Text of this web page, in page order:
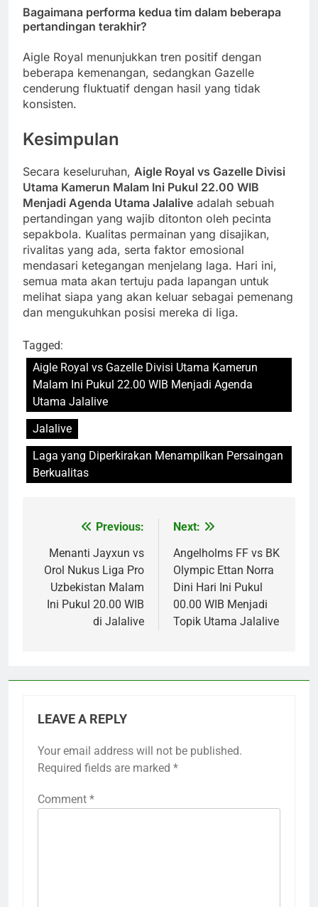
Bagaimana performa kedua tim dalam beberapa
pertandingan terakhir?
Aigle Royal menunjukkan tren positif dengan
beberapa kemenangan, sedangkan Gazelle
cenderung fluktuatif dengan hasil yang tidak
konsisten.
Kesimpulan
Secara keseluruhan, Aigle Royal vs Gazelle Divisi
Utama Kamerun Malam Ini Pukul 22.00 WIB
Menjadi Agenda Utama Jalalive adalah sebuah
pertandingan yang wajib ditonton oleh pecinta
sepakbola. Kualitas permainan yang disajikan,
rivalitas yang ada, serta faktor emosional
mendasari ketegangan menjelang laga. Hari ini,
semua mata akan tertuju pada lapangan untuk
melihat siapa yang akan keluar sebagai pemenang
dan mengukuhkan posisi mereka di liga.
Tagged:
Aigle Royal vs Gazelle Divisi Utama Kamerun
Malam Ini Pukul 22.00 WIB Menjadi Agenda
Utama Jalalive
Jalalive
Laga yang Diperkirakan Menampilkan Persaingan
Berkualitas
navigation
Previous:
Menanti Jayxun vs
Orol Nukus Liga Pro
Uzbekistan Malam
Ini Pukul 20.00 WIB
di Jalalive
Next:
Angelholms FF vs BK
Olympic Ettan Norra
Dini Hari Ini Pukul
00.00 WIB Menjadi
Topik Utama Jalalive
LEAVE A REPLY
Your email address will not be published.
Required fields are marked *
Comment *